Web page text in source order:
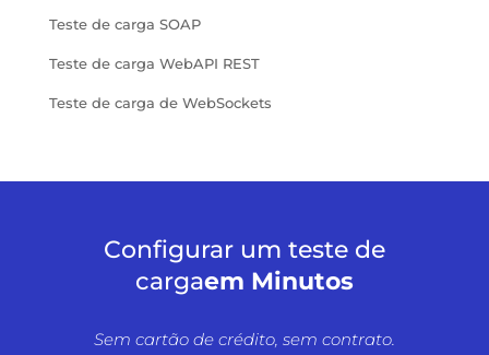
Teste de carga SOAP
Teste de carga WebAPI REST
Teste de carga de WebSockets
Configurar um teste de
cargaem Minutos
Sem cartão de crédito, sem contrato.